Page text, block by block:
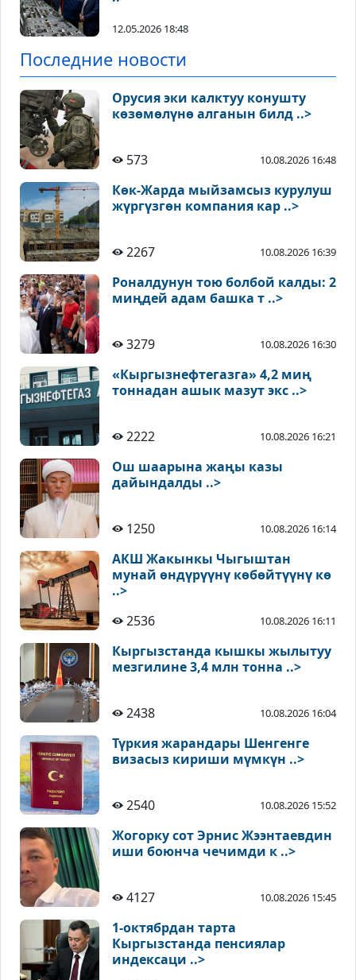
12.05.2026 18:48
Последние новости
Орусия эки калктуу конушту
көзөмөлүнө алганын билд ..>
573 10.08.2026 16:48
Көк-Жарда мыйзамсыз курулуш
жүргүзгөн компания кар ..>
2267 10.08.2026 16:39
Роналдунун тою болбой калды: 2
миңдей адам башка т ..>
3279 10.08.2026 16:30
«Кыргызнефтегазга» 4,2 миң
тоннадан ашык мазут экс ..>
2222 10.08.2026 16:21
Ош шаарына жаңы казы
дайындалды ..>
1250 10.08.2026 16:14
АКШ Жакынкы Чыгыштан
мунай өндүрүүнү көбөйтүүнү кө
..>
2536
10.08.2026 16:11
Кыргызстанда кышкы жылытуу
мезгилине 3,4 млн тонна ..>
2438 10.08.2026 16:04
Түркия жарандары Шенгенге
визасыз кириши мүмкүн ..>
2540 10.08.2026 15:52
Жогорку сот Эрнис Жээнтаевдин
иши боюнча чечимди к ..>
4127 10.08.2026 15:45
1-октябрдан тарта
Кыргызстанда пенсиялар
индексаци ..>